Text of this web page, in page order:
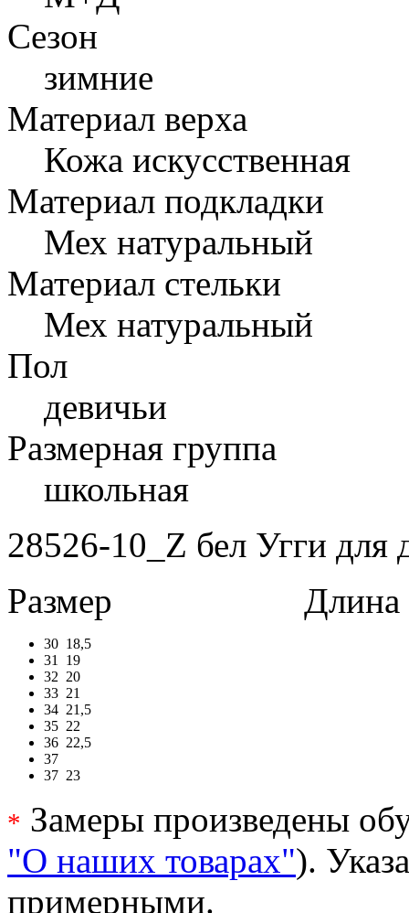
Сезон
зимние
Материал верха
Кожа искусственная
Материал подкладки
Мех натуральный
Материал стельки
Мех натуральный
Пол
девичьи
Размерная группа
школьная
28526-10_Z бел Угги для
Размер
Длина в
30 18,5
31
19
32 20
33 21
34 21,5
35 22
36 22,5
37
37 23
* Замеры произведены
"О наших товарах").
примерными.